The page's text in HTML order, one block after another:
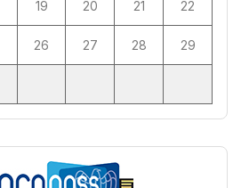
19 20 21 22
26 27 28 29